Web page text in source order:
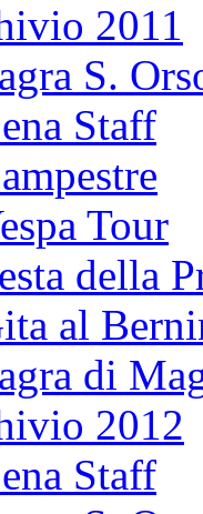
2011
S.
Staff
Tour
della
al
di
2012
Staff